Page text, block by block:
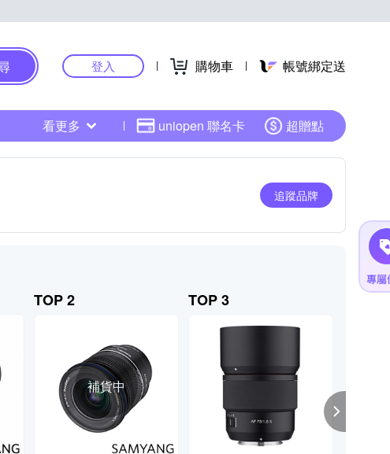
登入 購物車 帳號綁定送
看更多 uniopen 聯名卡 超贈點
追蹤品牌
TOP 2
補貨中
TOP 3